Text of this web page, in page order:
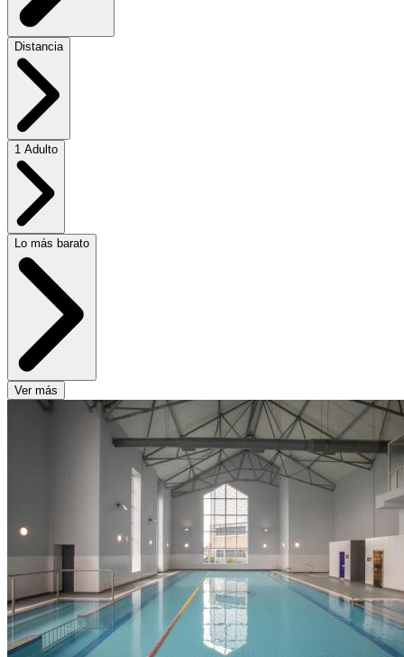
Distancia
1 Adulto
Lo más barato
Ver más